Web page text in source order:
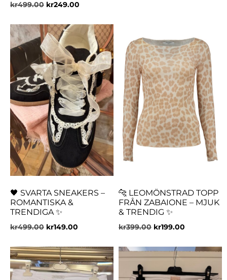
kr499.00 kr249.00
🖤 SVARTA SNEAKERS –
ROMANTISKA &
TRENDIGA ✨
kr499.00 kr149.00
🐆 LEOMÖNSTRAD TOPP
FRÅN ZABAIONE – MJUK
& TRENDIG ✨
kr399.00 kr199.00